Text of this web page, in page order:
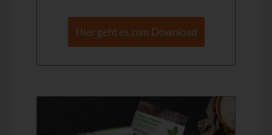
Hier geht es zum Download